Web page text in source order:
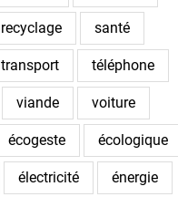
recyclage santé
transport téléphone
viande voiture
écogeste écologique
électricité énergie